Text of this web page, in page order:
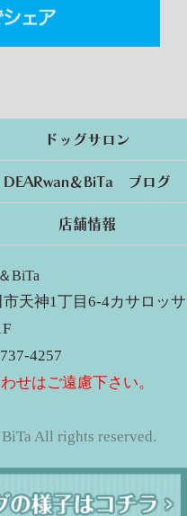
ドッグサロン
DEARwan＆BiTa ブログ
店舗情報
BiTa
市天神1丁目6-4カサロッサ
4257
せはご遠慮下さい。
All rights reserved.